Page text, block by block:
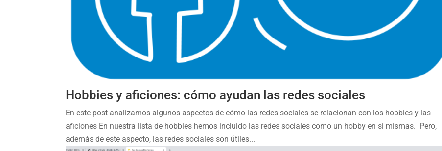
Hobbies y aficiones: cómo ayudan las redes sociales
En este post analizamos algunos aspectos de cómo las redes sociales se relacionan con los hobbies y las
aficiones En nuestra lista de hobbies hemos incluido las redes sociales como un hobby en si mismas. Pero,
además de este aspecto, las redes sociales son útiles...